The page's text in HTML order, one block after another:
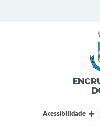
Acessibilidade